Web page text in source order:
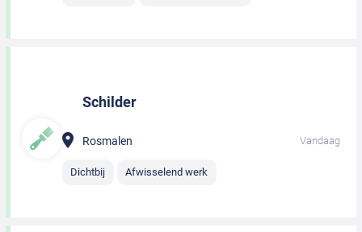
Schilder
Rosmalen Vandaag
Dichtbij Afwisselend werk